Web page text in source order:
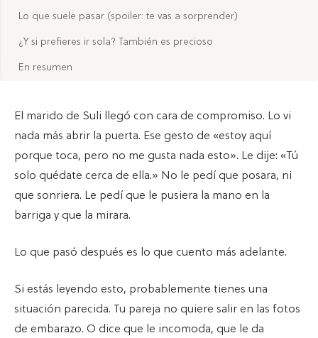
Lo que suele pasar (spoiler: te vas a sorprender)
¿Y si prefieres ir sola? También es precioso
En resumen
El marido de Suli llegó con cara de compromiso. Lo vi
nada más abrir la puerta. Ese gesto de «estoy aquí
porque toca, pero no me gusta nada esto». Le dije: «Tú
solo quédate cerca de ella.» No le pedí que posara, ni
que sonriera. Le pedí que le pusiera la mano en la
barriga y que la mirara.
Lo que pasó después es lo que cuento más adelante.
Si estás leyendo esto, probablemente tienes una
situación parecida. Tu pareja no quiere salir en las fotos
de embarazo. O dice que le incomoda, que le da